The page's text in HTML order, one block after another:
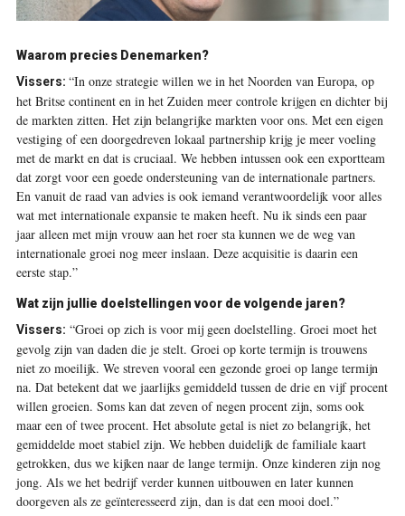
Waarom ­precies Denemarken?
Vissers: “In onze strategie willen we in het Noorden van Europa, op
het Britse continent en in het Zuiden meer controle krijgen en dichter bij
de markten zitten. Het zijn belangrijke markten voor ons. Met een eigen
vestiging of een doorgedreven lokaal partnership krijg je meer voeling
met de markt en dat is cruciaal. We hebben intussen ook een exportteam
dat zorgt voor een goede ondersteuning van de internationale partners.
En vanuit de raad van advies is ook iemand verantwoordelijk voor alles
wat met internationale expansie te maken heeft. Nu ik sinds een paar
jaar alleen met mijn vrouw aan het roer sta kunnen we de weg van
internationale groei nog meer inslaan. Deze acquisitie is daarin een
eerste stap.”
Wat zijn ­jullie doelstellingen voor de volgende jaren?
Vissers: “Groei op zich is voor mij geen doelstelling. Groei moet het
gevolg zijn van daden die je stelt. Groei op korte termijn is trouwens
niet zo moeilijk. We streven vooral een gezonde groei op lange termijn
na. Dat betekent dat we jaarlijks gemiddeld tussen de drie en vijf procent
willen groeien. Soms kan dat zeven of negen procent zijn, soms ook
maar een of twee ­procent. Het absolute getal is niet zo belangrijk, het
gemiddelde moet stabiel zijn. We hebben duidelijk de familiale kaart
getrokken, dus we kijken naar de lange termijn. Onze kinderen zijn nog
jong. Als we het bedrijf verder kunnen uitbouwen en later kunnen
doorgeven als ze geïnteresseerd zijn, dan is dat een mooi doel.”